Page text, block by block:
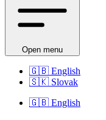
Open menu
🇬🇧 English
🇸🇰 Slovak
🇬🇧 English